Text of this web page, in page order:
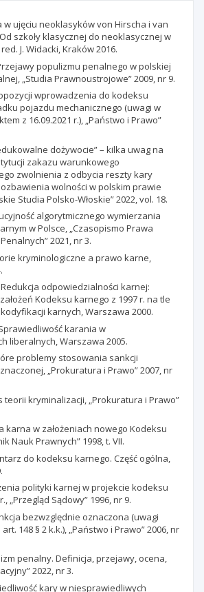
w ujęciu neoklasyków von Hirscha i van
szkoły klasycznej do neoklasycznej w
J. Widacki, Kraków 2016.
populizmu penalnego w polskiej
„Studia Prawnoustrojowe” 2009, nr 9.
wprowadzenia do kodeksu
pojazdu mechanicznego (uwagi w
z 16.09.2021 r.), „Państwo i Prawo”
dożywocie” – kilka uwag na
zakazu warunkowego
zwolnienia z odbycia reszty kary
wolności w polskim prawie
Studia Polsko-Włoskie” 2022, vol. 18.
algorytmicznego wymierzania
w Polsce, „Czasopismo Prawa
2021, nr 3.
kryminologiczne a prawo karne,
Redukcja odpowiedzialności karnej:
Kodeksu karnego z 1997 r. na tle
karnych, Warszawa 2000.
karania w
liberalnych, Warszawa 2005.
problemy stosowania sankcji
„Prokuratura i Prawo” 2007, nr
teorii kryminalizacji, „Prokuratura i Prawo”
karna w założeniach nowego Kodeksu
Nauk Prawnych” 1998, t. VII.
do kodeksu karnego. Część ogólna,
polityki karnej w projekcie kodeksu
„Przegląd Sądowy” 1996, nr 9.
bezwzględnie oznaczona (uwagi
148 § 2 k.k.), „Państwo i Prawo” 2006, nr
penalny. Definicja, przejawy, ocena,
2022, nr 3.
kary w niesprawiedliwych